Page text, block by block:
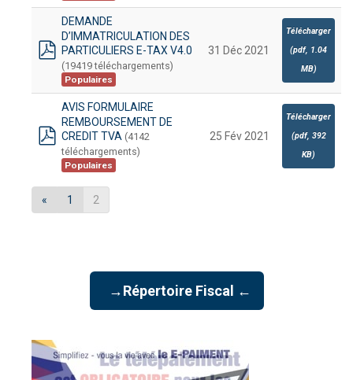
pdf
DEMANDE
D’IMMATRICULATION DES
PARTICULIERS E-TAX V4.0
(19419 téléchargements)
Populaires
31 Déc 2021
Télécharger
(pdf, 1.04
MB)
pdf
AVIS FORMULAIRE
REMBOURSEMENT DE
CREDIT TVA (4142
téléchargements)
Populaires
25 Fév 2021
Télécharger
(pdf, 392
KB)
« 1 2
→Répertoire Fiscal ←